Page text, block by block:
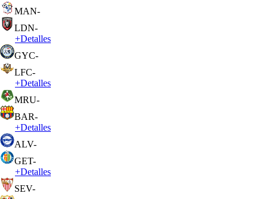
MAN-
LDN-
+Detalles
GYC-
LFC-
+Detalles
MRU-
BAR-
+Detalles
ALV-
GET-
+Detalles
SEV-